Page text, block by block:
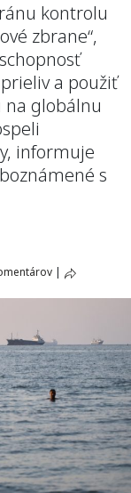
kontrolu
zbrane“,
a použiť
na globálnu
informuje
s
|